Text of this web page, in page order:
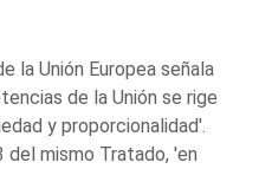
la Unión Europea señala
de la Unión se rige
y proporcionalidad'.
del mismo Tratado, 'en